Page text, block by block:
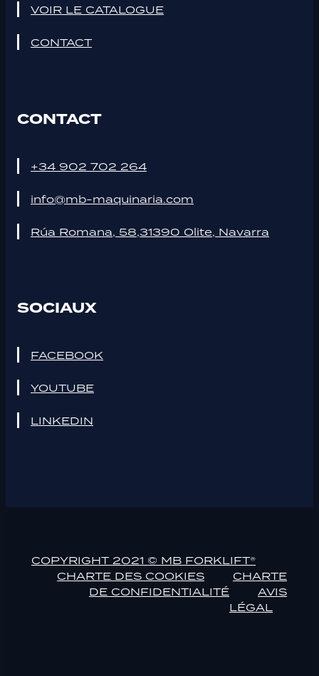
VOIR LE CATALOGUE
CONTACT
CONTACT
+34 902 702 264
info@mb-maquinaria.com
Rúa Romana, 58,31390 Olite, Navarra
SOCIAUX
FACEBOOK
YOUTUBE
LINKEDIN
COPYRIGHT 2021 © MB FORKLIFT®
CHARTE DES COOKIES
CHARTE
DE CONFIDENTIALITÉ
AVIS
LÉGAL